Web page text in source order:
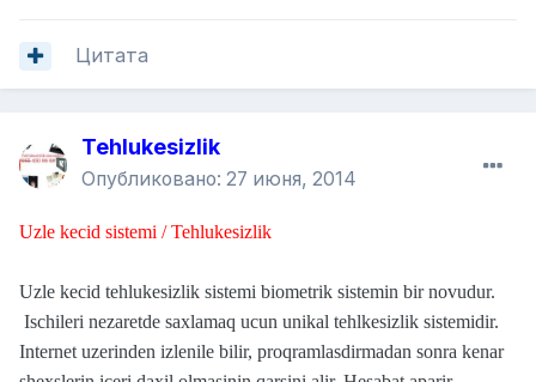
Цитата
Tehlukesizlik
Опубликовано: 27 июня, 2014
Uzle kecid sistemi / Tehlukesizlik
Uzle kecid tehlukesizlik sistemi biometrik sistemin bir novudur.
Ischileri nezaretde saxlamaq ucun unikal tehlkesizlik sistemidir.
Internet uzerinden izlenile bilir, proqramlasdirmadan sonra kenar